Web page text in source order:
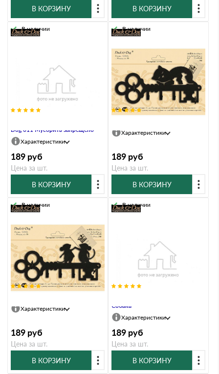
В КОРЗИНУ В КОРЗИНУ
Dog 011 Мусорить запрещено
В наличии
Характеристики
189 руб
Цена за шт.
В КОРЗИНУ
В наличии
Характеристики
189 руб
Цена за шт.
В КОРЗИНУ
В наличии
Характеристики
189 руб
Цена за шт.
В КОРЗИНУ
Собака
В наличии
Характеристики
189 руб
Цена за шт.
В КОРЗИНУ